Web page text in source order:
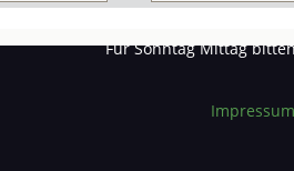
Für Sonntag Mittag